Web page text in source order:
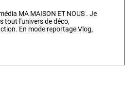
MA MAISON ET NOUS . Je
tout l'univers de déco,
En mode reportage Vlog,